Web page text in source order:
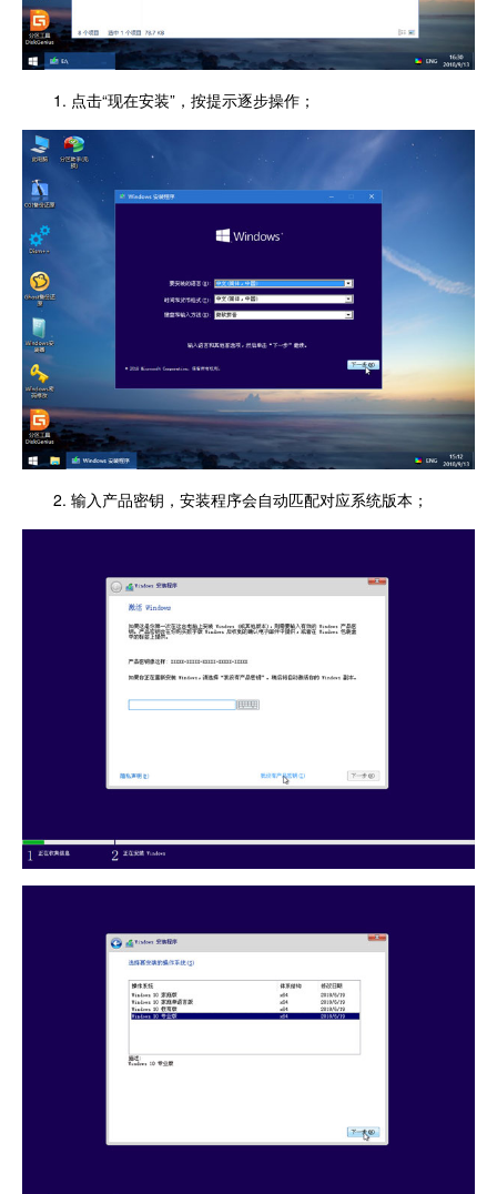
1. 点击“现在安装”，按提示逐步操作；
2. 输入产品密钥，安装程序会自动匹配对应系统版本；